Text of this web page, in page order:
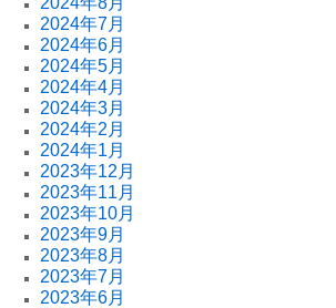
2024年7月
2024年6月
2024年5月
2024年4月
2024年3月
2024年2月
2024年1月
2023年12月
2023年11月
2023年10月
2023年9月
2023年8月
2023年7月
2023年6月